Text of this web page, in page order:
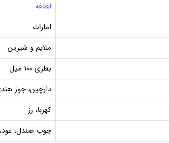
لطافه
امارات
ملایم و شیرین
بطری 100 میل
دارچین، جوز
کهربا، رز
چوب صندل،